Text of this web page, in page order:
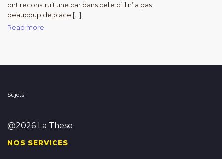
ont reconstruit une car dans celle ci il n’ a pas
beaucoup de place […]
Read more
Sujets
@2026 La These
NOS SERVICES